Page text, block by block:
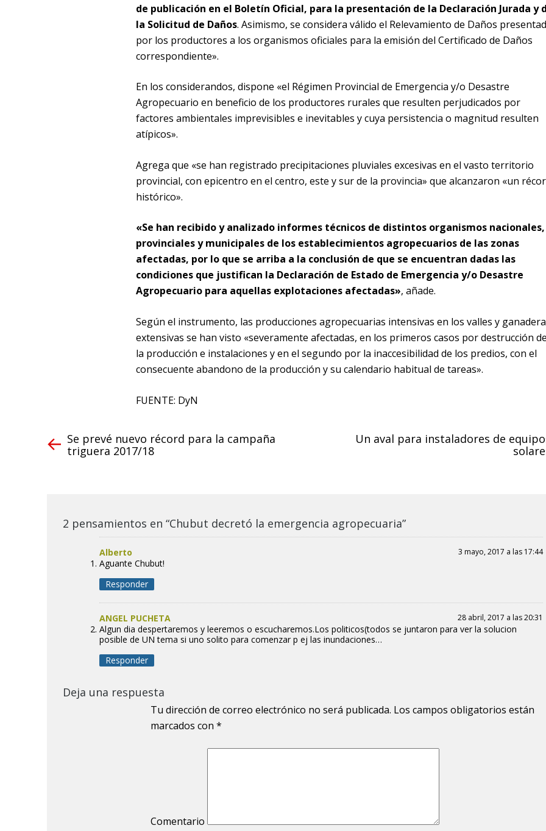
de publicación en el Boletín Oficial, para la presentación de la Declaración Jurada y
la Solicitud de Daños. Asimismo, se considera válido el Relevamiento de Daños
por los productores a los organismos oficiales para la emisión del Certificado de Daños
correspondiente».
En los considerandos, dispone «el Régimen Provincial de Emergencia y/o Desastre
Agropecuario en beneficio de los productores rurales que resulten perjudicados por
factores ambientales imprevisibles e inevitables y cuya persistencia o magnitud resulten
atípicos».
Agrega que «se han registrado precipitaciones pluviales excesivas en el vasto territorio
provincial, con epicentro en el centro, este y sur de la provincia» que alcanzaron «un
histórico».
«Se han recibido y analizado informes técnicos de distintos organismos nacionales,
provinciales y municipales de los establecimientos agropecuarios de las zonas
afectadas, por lo que se arriba a la conclusión de que se encuentran dadas las
condiciones que justifican la Declaración de Estado de Emergencia y/o Desastre
Agropecuario para aquellas explotaciones afectadas», añade.
Según el instrumento, las producciones agropecuarias intensivas en los valles y
extensivas se han visto «severamente afectadas, en los primeros casos por destrucción de
la producción e instalaciones y en el segundo por la inaccesibilidad de los predios, con el
consecuente abandono de la producción y su calendario habitual de tareas».
FUENTE: DyN
Se prevé nuevo récord para la campaña
triguera 2017/18
Un aval para instaladores de
2 pensamientos en “Chubut decretó la emergencia agropecuaria”
Alberto 3 mayo, 2017 a las 17:44
Aguante Chubut!
Responder
ANGEL PUCHETA 28 abril, 2017 a las 20:31
Algun dia despertaremos y leeremos o escucharemos.Los politicos(todos se juntaron para ver la solucion
posible de UN tema si uno solito para comenzar p ej las inundaciones…
Responder
Deja una respuesta
Tu dirección de correo electrónico no será publicada. Los campos obligatorios están
marcados con *
Comentario